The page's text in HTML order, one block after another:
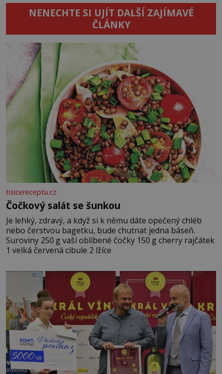
NENECHTE SI UJÍT DALŠÍ ZAJÍMAVÉ
ČLÁNKY
tisicereceptu.cz
Čočkový salát se šunkou
Je lehký, zdravý, a když si k němu dáte opečený chléb
nebo čerstvou bagetku, bude chutnat jedna báseň.
Suroviny 250 g vaší oblíbené čočky 150 g cherry rajčátek
1 velká červená cibule 2 lžíce